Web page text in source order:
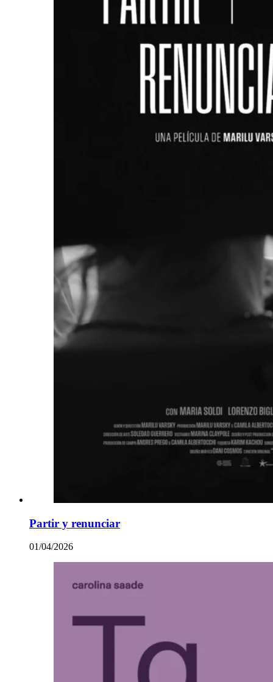
Partir y renunciar
01/04/2026